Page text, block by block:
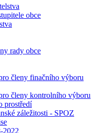
obce
rady obce
členy finačního výboru
členy kontrolního výboru
prostředí
záležitosti - SPOZ
2022